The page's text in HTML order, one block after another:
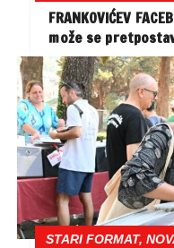
FRANKOVIĆEV
može se
STARI FORMAT,